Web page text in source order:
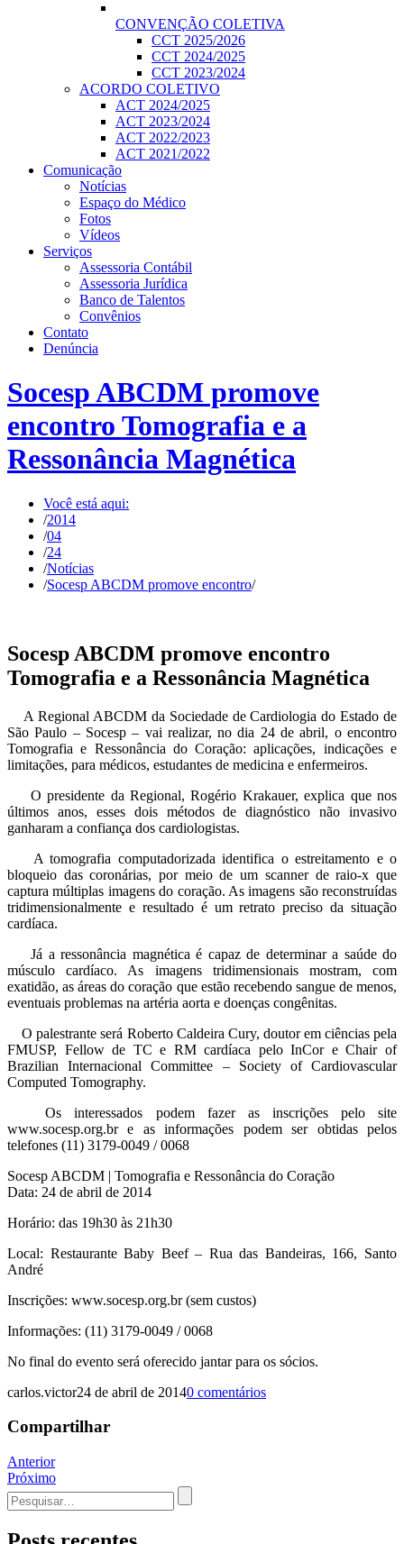
CONVENÇÃO COLETIVA
CCT 2025/2026
CCT 2024/2025
CCT 2023/2024
ACORDO COLETIVO
ACT 2024/2025
ACT 2023/2024
ACT 2022/2023
ACT 2021/2022
Comunicação
Notícias
Espaço do Médico
Fotos
Vídeos
Serviços
Assessoria Contábil
Assessoria Jurídica
Banco de Talentos
Convênios
Contato
Denúncia
Socesp ABCDM promove
encontro Tomografia e a
Ressonância Magnética
Você está aqui:
/2014
/04
/24
/Notícias
/Socesp ABCDM promove encontro/
Socesp ABCDM promove encontro
Tomografia e a Ressonância Magnética
A Regional ABCDM da Sociedade de Cardiologia do Estado de
São Paulo – Socesp – vai realizar, no dia 24 de abril, o encontro
Tomografia e Ressonância do Coração: aplicações, indicações e
limitações, para médicos, estudantes de medicina e enfermeiros.
O presidente da Regional, Rogério Krakauer, explica que nos
últimos anos, esses dois métodos de diagnóstico não invasivo
ganharam a confiança dos cardiologistas.
A tomografia computadorizada identifica o estreitamento e o
bloqueio das coronárias, por meio de um scanner de raio-x que
captura múltiplas imagens do coração. As imagens são reconstruídas
tridimensionalmente e resultado é um retrato preciso da situação
cardíaca.
Já a ressonância magnética é capaz de determinar a saúde do
músculo cardíaco. As imagens tridimensionais mostram, com
exatidão, as áreas do coração que estão recebendo sangue de menos,
eventuais problemas na artéria aorta e doenças congênitas.
O palestrante será Roberto Caldeira Cury, doutor em ciências pela
FMUSP, Fellow de TC e RM cardíaca pelo InCor e Chair of
Brazilian Internacional Committee – Society of Cardiovascular
Computed Tomography.
Os interessados podem fazer as inscrições pelo site
www.socesp.org.br e as informações podem ser obtidas pelos
telefones (11) 3179-0049 / 0068
Socesp ABCDM | Tomografia e Ressonância do Coração
Data: 24 de abril de 2014
Horário: das 19h30 às 21h30
Local: Restaurante Baby Beef – Rua das Bandeiras, 166, Santo
André
Inscrições: www.socesp.org.br (sem custos)
Informações: (11) 3179-0049 / 0068
No final do evento será oferecido jantar para os sócios.
carlos.victor24 de abril de 20140 comentários
Compartilhar
Navegação
de
Post
Anterior
Próximo
Procurar
por: